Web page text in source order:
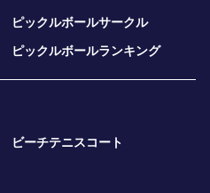
ピックルボールサークル
ピックルボールランキング
ビーチテニスコート